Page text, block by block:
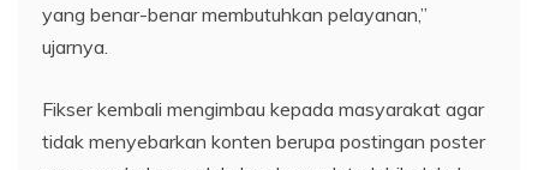
yang benar-benar membutuhkan pelayanan,”
ujarnya.
Fikser kembali mengimbau kepada masyarakat agar
tidak menyebarkan konten berupa postingan poster